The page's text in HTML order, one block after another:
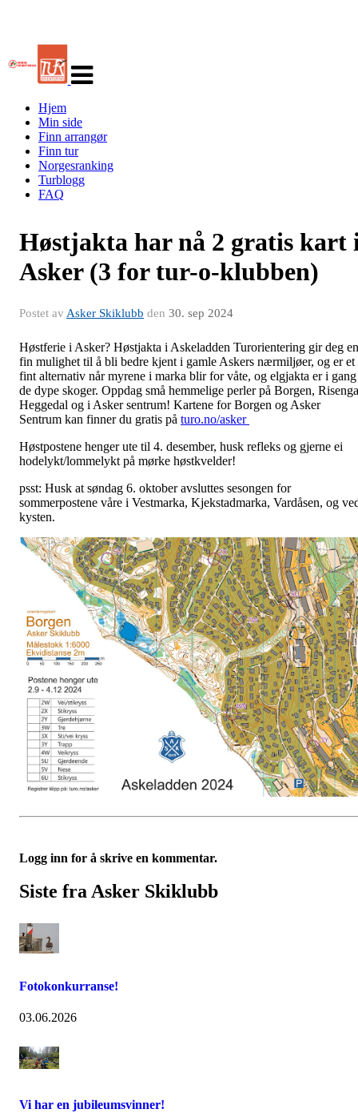
navigasjon
Hjem
Min side
Finn arrangør
Finn tur
Norgesranking
Turblogg
FAQ
Høstjakta har nå 2 gratis kart
Asker (3 for tur-o-klubben)
Postet av Asker Skiklubb den 30. sep 2024
Høstferie i Asker? Høstjakta i Askeladden Turorientering gir deg en
fin mulighet til å bli bedre kjent i gamle Askers nærmiljøer, og er et
fint alternativ når myrene i marka blir for våte, og elgjakta er i
de dype skoger. Oppdag små hemmelige perler på Borgen,
Heggedal og i Asker sentrum! Kartene for Borgen og Asker
Sentrum kan finner du gratis på turo.no/asker
Høstpostene henger ute til 4. desember, husk refleks og gjerne ei
hodelykt/lommelykt på mørke høstkvelder!
psst: Husk at søndag 6. oktober avsluttes sesongen for
sommerpostene våre i Vestmarka, Kjekstadmarka, Vardåsen, og
kysten.
Logg inn for å skrive en kommentar.
Siste fra Asker Skiklubb
Fotokonkurranse!
03.06.2026
Vi har en jubileumsvinner!